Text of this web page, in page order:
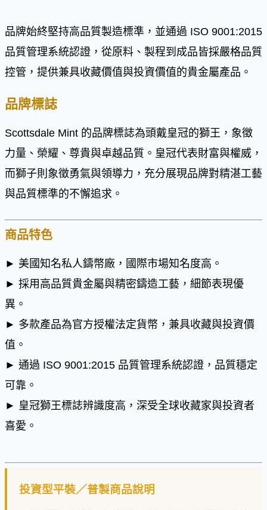
品牌始終堅持高品質製造標準，並通過 ISO 9001:2015
品質管理系統認證，從原料、製程到成品皆採嚴格品質
控管，提供兼具收藏價值與投資價值的貴金屬產品。
品牌標誌
Scottsdale Mint 的品牌標誌為頭戴皇冠的獅王，象徵
力量、榮耀、尊貴與卓越品質。皇冠代表財富與權威，
而獅子則象徵勇氣與領導力，充分展現品牌對精湛工藝
與品質標準的不懈追求。
商品特色
► 美國知名私人鑄幣廠，國際市場知名度高。
► 採用高品質貴金屬與精密鑄造工藝，細節表現優
異。
► 多款產品為官方授權法定貨幣，兼具收藏與投資價
值。
► 通過 ISO 9001:2015 品質管理系統認證，品質穩定
可靠。
► 皇冠獅王標誌辨識度高，深受全球收藏家與投資者
喜愛。
投資型平裝／普製商品說明